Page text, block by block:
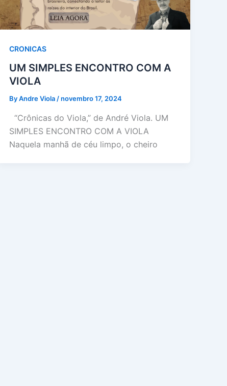
CRONICAS
UM SIMPLES ENCONTRO COM A
VIOLA
By Andre Viola/novembro 17, 2024
“Crônicas do Viola,” de André Viola. UM
SIMPLES ENCONTRO COM A VIOLA
Naquela manhã de céu limpo, o cheiro